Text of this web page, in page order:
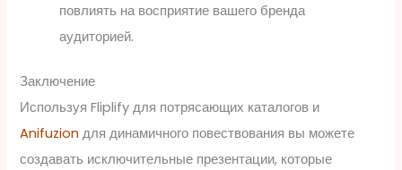
повлиять на восприятие вашего бренда
аудиторией.
Заключение
Используя Fliplify для потрясающих каталогов и
Anifuzion для динамичного повествования вы можете
создавать исключительные презентации, которые